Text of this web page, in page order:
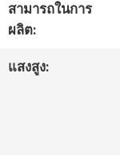
สามารถในการ
ผลิต:
แสงสูง: